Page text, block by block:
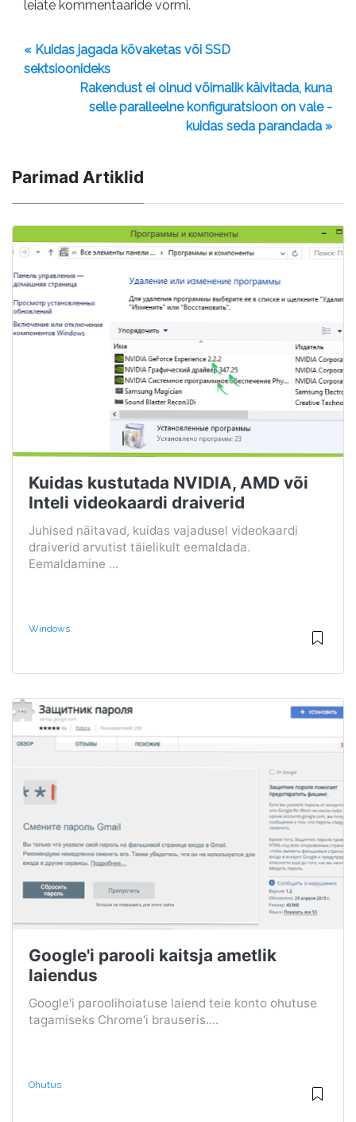
leiate kommentaaride vormi.
« Kuidas jagada kõvaketas või SSD
sektsioonideks
Rakendust ei olnud võimalik käivitada, kuna
selle paralleelne konfiguratsioon on vale -
kuidas seda parandada »
Parimad Artiklid
Kuidas kustutada NVIDIA, AMD või
Inteli videokaardi draiverid
Juhised näitavad, kuidas vajadusel videokaardi
draiverid arvutist täielikult eemaldada.
Eemaldamine ...
Windows
Google'i parooli kaitsja ametlik
laiendus
Google'i paroolihoiatuse laiend teie konto ohutuse
tagamiseks Chrome'i brauseris....
Ohutus